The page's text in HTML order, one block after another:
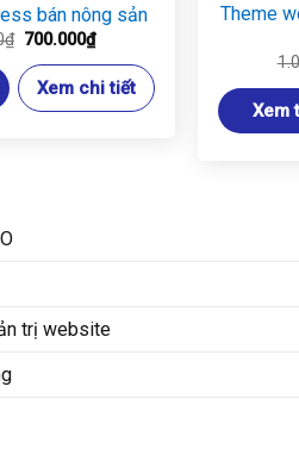
bán nông sản
₫ Giá
là:
1.000.000₫.
700.000₫Giá
hiện
tại
là:
700.000₫.
Xem chi tiết
Theme
Xem
trị website